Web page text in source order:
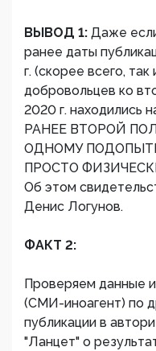
ВЫВОД 1: Даже
ранее даты
г. (скорее всего,
добровольцев ко
2020 г. находились
РАНЕЕ ВТОРОЙ
ОДНОМУ
ПРОСТО
Об этом
Денис Логунов.
ФАКТ 2:
Проверяем данные
(СМИ-иноагент) по
публикации в
"Ланцет" о